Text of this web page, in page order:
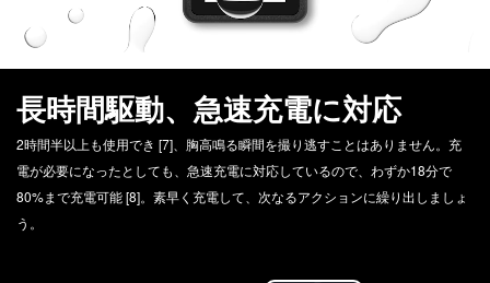
長時間駆動、急速充電に対応
2時間半以上も使用でき [7]、胸高鳴る瞬間を撮り逃すことはありません。充
電が必要になったとしても、急速充電に対応しているので、わずか18分で
80%まで充電可能 [8]。素早く充電して、次なるアクションに繰り出しましょ
う。